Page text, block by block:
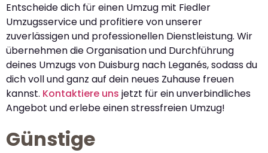
Entscheide dich für einen Umzug mit Fiedler
Umzugsservice und profitiere von unserer
zuverlässigen und professionellen Dienstleistung. Wir
übernehmen die Organisation und Durchführung
deines Umzugs von Duisburg nach Leganés, sodass du
dich voll und ganz auf dein neues Zuhause freuen
kannst. Kontaktiere uns jetzt für ein unverbindliches
Angebot und erlebe einen stressfreien Umzug!
Günstige